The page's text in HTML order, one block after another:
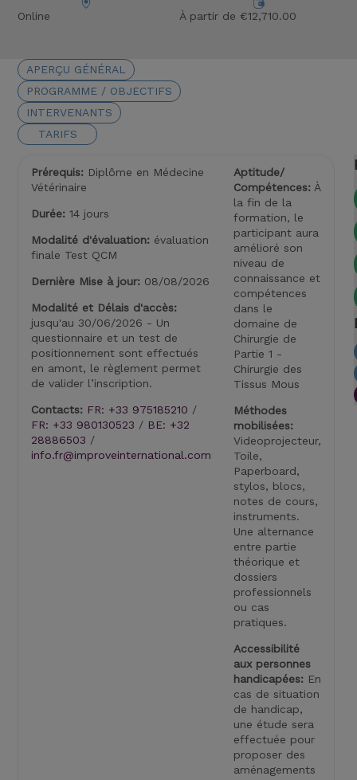
Online À partir de €12,710.00
APERÇU GÉNÉRAL
PROGRAMME / OBJECTIFS
INTERVENANTS
TARIFS
Prérequis: Diplôme en Médecine
Vétérinaire
Durée: 14 jours
Modalité d'évaluation: évaluation
finale Test QCM
Dernière Mise à jour: 08/08/2026
Modalité et Délais d'accès:
jusqu'au 30/06/2026 - Un
questionnaire et un test de
positionnement sont effectués
en amont, le règlement permet
de valider l’inscription.
Contacts: FR: +33 975185210 /
FR: +33 980130523 / BE: +32
28886503 /
info.fr@improveinternational.com
Aptitude/
Compétences: À
la fin de la
formation, le
participant aura
amélioré son
niveau de
connaissance et
compétences
dans le
domaine de
Chirurgie de
Partie 1 -
Chirurgie des
Tissus Mous
Méthodes
mobilisées:
Videoprojecteur,
Toile,
Paperboard,
stylos, blocs,
notes de cours,
instruments.
Une alternance
entre partie
théorique et
dossiers
professionnels
ou cas
pratiques.
Accessibilité
aux personnes
handicapées: En
cas de situation
de handicap,
une étude sera
effectuée pour
proposer des
aménagements